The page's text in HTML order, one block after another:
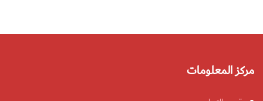
مركز المعلومات